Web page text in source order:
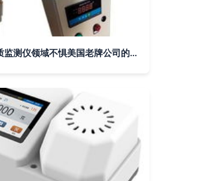
洁态环保 在水质监测仪领域不惧美国老牌公司的创新突围